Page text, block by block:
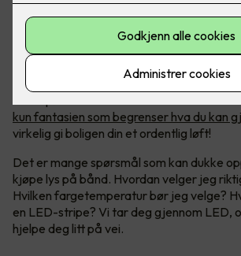
Kreativitet med LED-lys
LED-belysning blir bare mer og mer
kun fantasien som begrenser hva du kan
virkelig gi boligen din et ordentlig løft!
Det er mange spørsmål som kan dukke
kjøpe lys på bånd. Hvordan velger jeg
Hvilken fargetemperatur bør jeg velge?
en LED-stripe? Vi tar deg gjennom LED,
hjelpe deg litt på vei.